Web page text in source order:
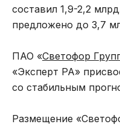
составил 1,9-2,2
предложено до 3,7
ПАО «Светофор
«Эксперт РА»
со стабильным
Размещение